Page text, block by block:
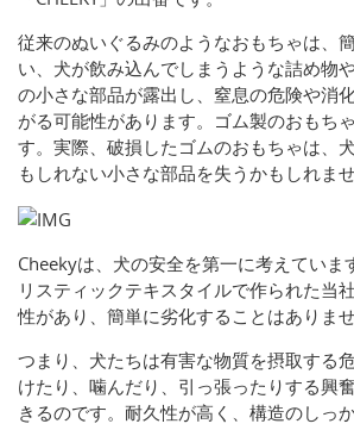
従来のぬいぐるみのようなおもちゃは、
い、犬が飲み込んでしまうような詰め物
の小さな部品が露出し、窒息の危険や消
がる可能性があります。ゴム製のおもち
す。実際、破損したゴムのおもちゃは、
もしれない小さな部品を失うかもしれませ
Cheekyは、犬の安全を第一に考えていま
リスティックテキスタイルで作られた当
性があり、簡単に劣化することはありませ
つまり、犬たちは有害な物質を摂取する
けたり、噛んだり、引っ張ったりする興
きるのです。耐久性が高く、構造のしっ